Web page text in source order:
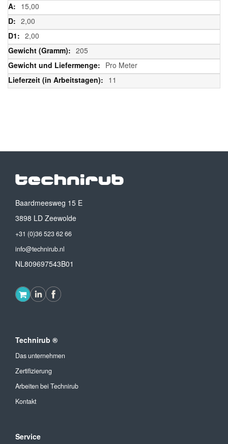
15,00
2,00
2,00
205
Pro Meter
11
Baardmeesweg 15 E
3898 LD Zeewolde
+31 (0)36 523 62 66
info@technirub.nl
NL809697543B01
Technirub ®
Das unternehmen
Zertifizierung
Arbeiten bei Technirub
Kontakt
Service